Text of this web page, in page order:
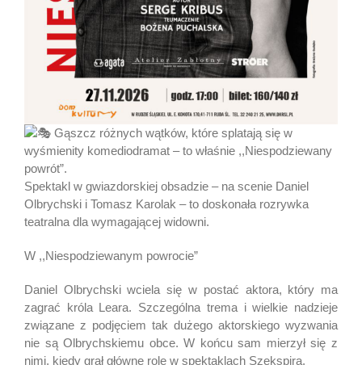
Gąszcz różnych wątków, które splatają się w
wyśmienity komediodramat – to właśnie ,,Niespodziewany
powrót”.
Spektakl w gwiazdorskiej obsadzie – na scenie Daniel
Olbrychski i Tomasz Karolak – to doskonała rozrywka
teatralna dla wymagającej widowni.
W ,,Niespodziewanym powrocie”
Daniel Olbrychski wciela się w postać aktora, który ma
zagrać króla Leara. Szczególna trema i wielkie nadzieje
związane z podjęciem tak dużego aktorskiego wyzwania
nie są Olbrychskiemu obce. W końcu sam mierzył się z
nimi, kiedy grał główne role w spektaklach Szekspira.